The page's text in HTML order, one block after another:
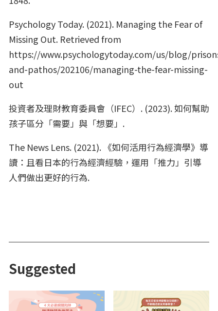
Psychology Today. (2021). Managing the Fear of
Missing Out. Retrieved from
https://www.psychologytoday.com/us/blog/
and-pathos/202106/managing-the-fear-missing-
out
投資者及理財教育委員會（IFEC）. (2023). 如何幫助
孩子區分「需要」與「想要」.
The News Lens. (2021). 《如何活用行為經濟學》導
讀：且看日本的行為經濟經驗，運用「推力」引導
人們做出更好的行為.
Suggested